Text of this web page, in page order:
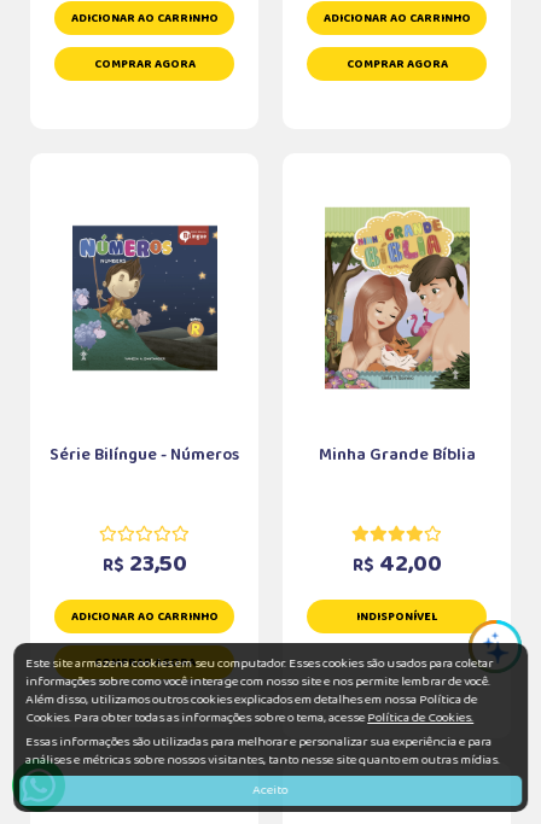
ADICIONAR AO CARRINHO
COMPRAR AGORA
ADICIONAR AO CARRINHO
COMPRAR AGORA
Série Bilíngue - Números
R$ 23,50
ADICIONAR AO CARRINHO
COMPRAR AGORA
Minha Grande Bíblia
R$ 42,00
INDISPONÍVEL
Este site armazena cookies em seu computador. Esses cookies são usados para coletar
informações sobre como você interage com nosso site e nos permite lembrar de você.
Além disso, utilizamos outros cookies explicados em detalhes em nossa Política de
Cookies. Para obter todas as informações sobre o tema, acessePolítica de Cookies.
Essas informações são utilizadas para melhorar e personalizar sua experiência e para
análises e métricas sobre nossos visitantes, tanto nesse site quanto em outras mídias.
Aceito